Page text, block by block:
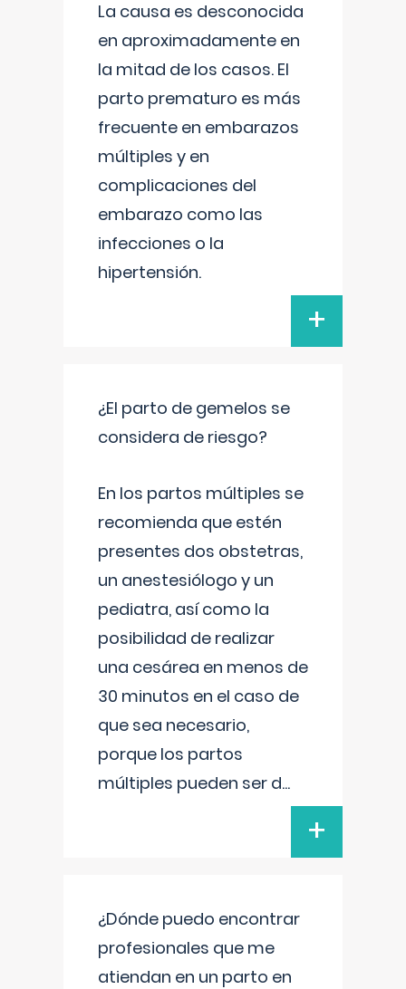
La causa es desconocida
en aproximadamente en
la mitad de los casos. El
parto prematuro es más
frecuente en embarazos
múltiples y en
complicaciones del
embarazo como las
infecciones o la
hipertensión.
+
¿El parto de gemelos se
considera de riesgo?
En los partos múltiples se
recomienda que estén
presentes dos obstetras,
un anestesiólogo y un
pediatra, así como la
posibilidad de realizar
una cesárea en menos de
30 minutos en el caso de
que sea necesario,
porque los partos
múltiples pueden ser d...
+
¿Dónde puedo encontrar
profesionales que me
atiendan en un parto en